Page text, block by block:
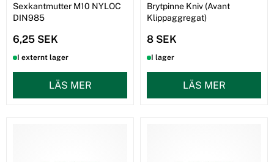
Sexkantmutter M10 NYLOC
DIN985
6,25 SEK
I externt lager
LÄS MER
Brytpinne Kniv (Avant
Klippaggregat)
8 SEK
I lager
LÄS MER